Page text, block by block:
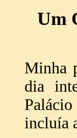
Um
Minha
dia
incluía